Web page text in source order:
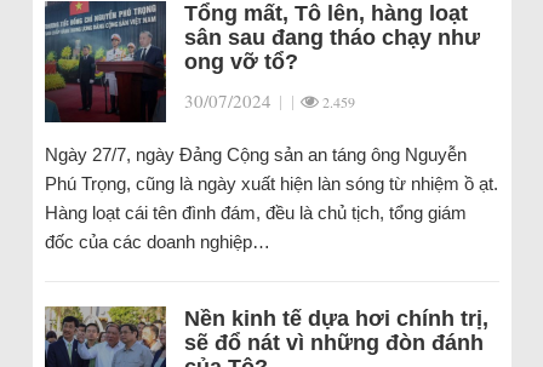
Tổng mất, Tô lên, hàng loạt
sân sau đang tháo chạy như
ong vỡ tổ?
30/07/2024 | | 2.459
Ngày 27/7, ngày Đảng Cộng sản an táng ông Nguyễn
Phú Trọng, cũng là ngày xuất hiện làn sóng từ nhiệm ồ ạt.
Hàng loạt cái tên đình đám, đều là chủ tịch, tổng giám
đốc của các doanh nghiệp…
Nền kinh tế dựa hơi chính trị,
sẽ đổ nát vì những đòn đánh